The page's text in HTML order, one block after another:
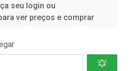
seu login ou
ver preços e comprar